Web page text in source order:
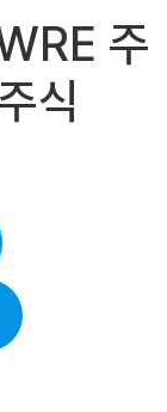
주
식